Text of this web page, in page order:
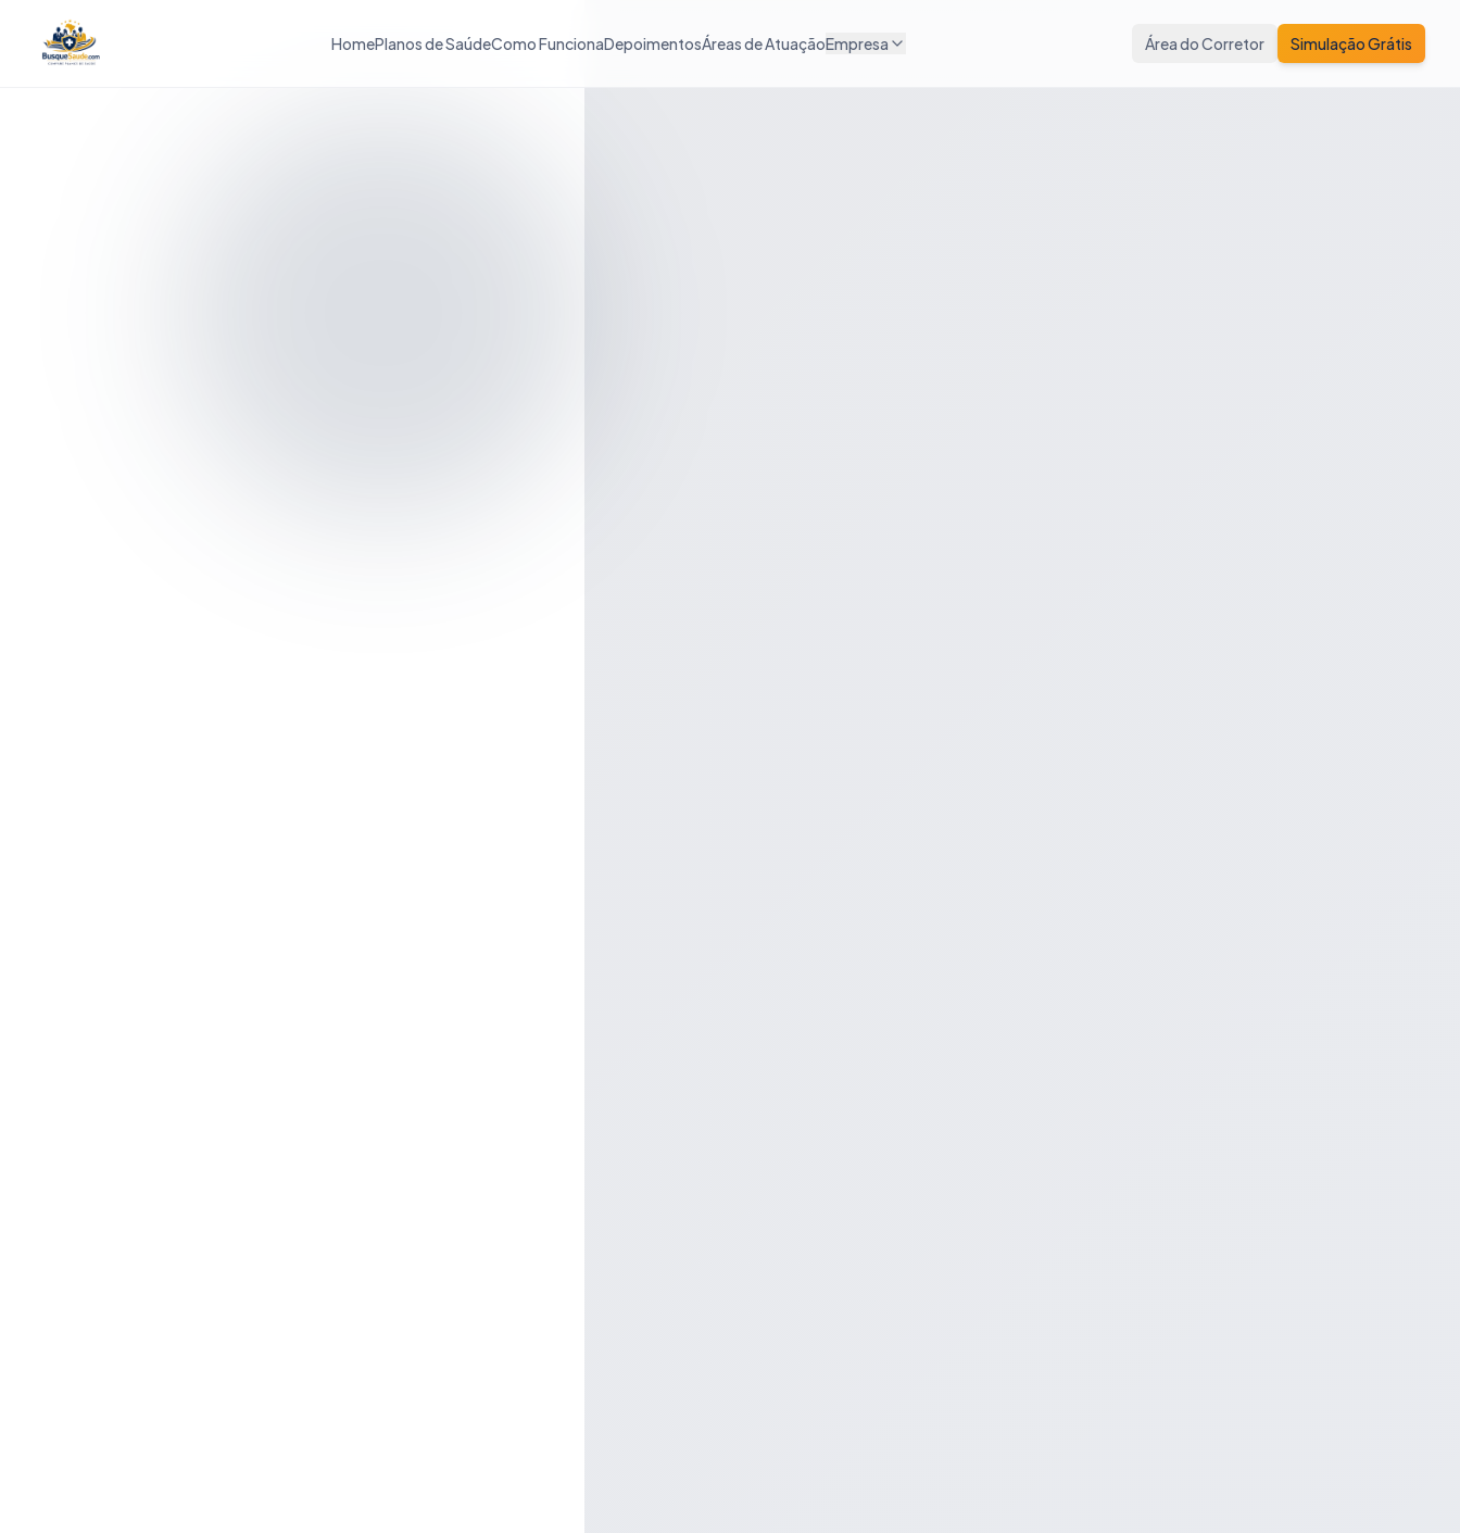
HomePlanos de SaúdeComo FuncionaDepoimentosÁreas de AtuaçãoEmpresa Área do Corretor Simulação Grátis